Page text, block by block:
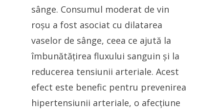
sânge. Consumul moderat de vin
roșu a fost asociat cu dilatarea
vaselor de sânge, ceea ce ajută la
îmbunătățirea fluxului sanguin și la
reducerea tensiunii arteriale. Acest
efect este benefic pentru prevenirea
hipertensiunii arteriale, o afecțiune